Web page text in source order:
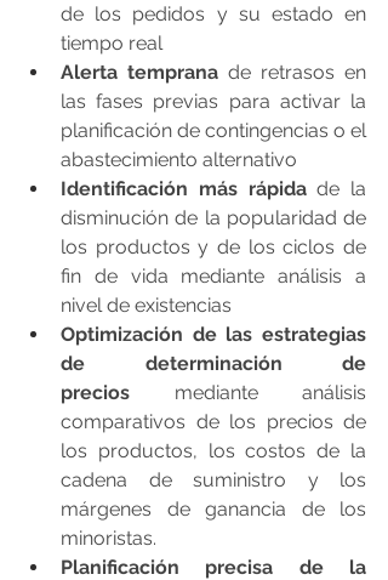
de los pedidos y su estado en
tiempo real
Alerta temprana de retrasos en
las fases previas para activar la
planificación de contingencias o el
abastecimiento alternativo
Identificación más rápida de la
disminución de la popularidad de
los productos y de los ciclos de
fin de vida mediante análisis a
nivel de existencias
Optimización de las estrategias
de determinación de
precios mediante análisis
comparativos de los precios de
los productos, los costos de la
cadena de suministro y los
márgenes de ganancia de los
minoristas.
Planificación precisa de la